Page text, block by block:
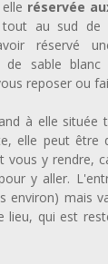
réservée
au sud de
réservé
de sable
reposer ou
à elle située
elle peut être
vous y rendre,
y aller.
environ) mais
lieu, qui est